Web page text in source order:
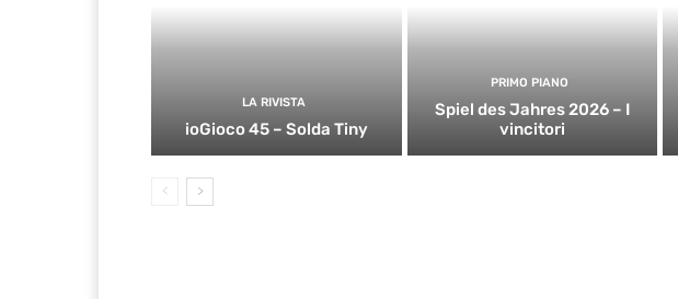
LA RIVISTA
ioGioco 45 – Solda Tiny
PRIMO PIANO
Spiel des Jahres 2026 – I
vincitori